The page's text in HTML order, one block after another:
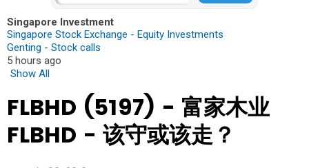
Singapore Investment
Singapore Stock Exchange - Equity Investments
Genting - Stock calls
5 hours ago
Show All
FLBHD (5197) - 富家木业
FLBHD - 该守或该走？